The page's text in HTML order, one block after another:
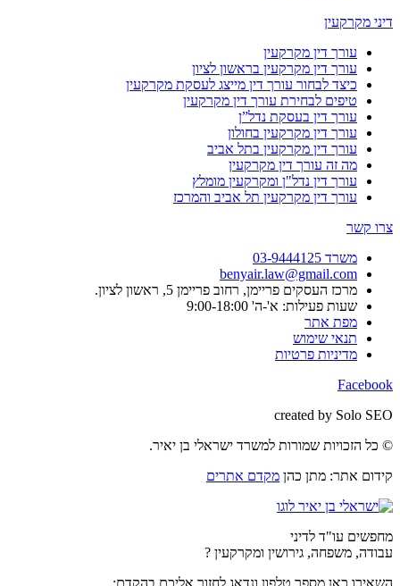
דיני מקרקעין
עורך דין מקרקעין
עורך דין מקרקעין בראשון לציון
כיצד לבחור עורך דין מייצג לעסקת מקרקעין
טיפים לבחירת עורך דין מקרקעין
עורך דין בעסקת נדל”ן
עורך דין מקרקעין בחולון
עורך דין מקרקעין בתל אביב
מה זה עורך דין מקרקעין
עורך דין נדל"ן ומקרקעין מומלץ
עורך דין מקרקעין תל אביב והמרכז
צרו קשר
משרד 03-9444125
benyair.law@gmail.com
מרכז העסקים פריימן, רחוב פריימן 5, ראשון לציון.
שעות פעילות: א'-ה' 9:00-18:00
מפת אתר
תנאי שימוש
מדיניות פרטיות
Facebook
created by Solo SEO
© כל הזכויות שמורות למשרד ישראלי בן יאיר.
קידום אתר: מתן כהן מקדם אתרים
מחפשים עו"ד לדיני
עבודה, משפחה, גירושין ומקרקעין ?
השאירו כאן מספר טלפון ונדאג לחזור אליכם בהקדם: